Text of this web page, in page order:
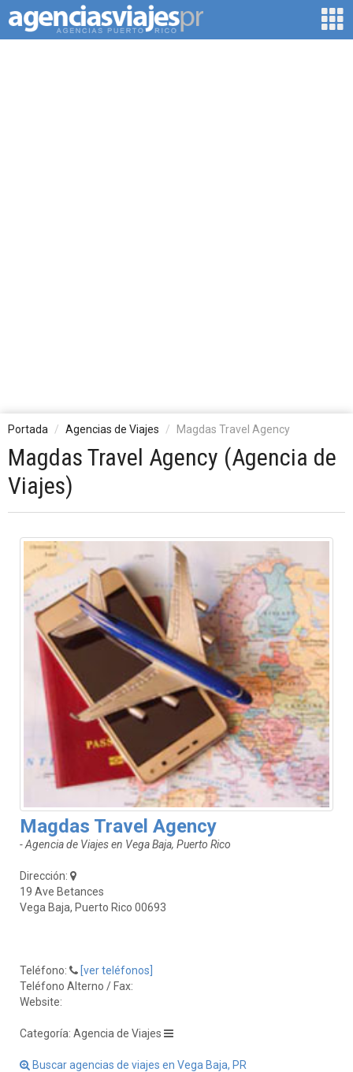
Portada Agencias de Viajes Magdas Travel Agency
Magdas Travel Agency (Agencia de
Viajes)
Magdas Travel Agency
- Agencia de Viajes en Vega Baja, Puerto Rico
Dirección:
19 Ave Betances
Vega Baja, Puerto Rico 00693
Teléfono:
[ver teléfonos]
Teléfono Alterno / Fax:
Website:
Categoría: Agencia de Viajes
Buscar agencias de viajes en Vega Baja, PR